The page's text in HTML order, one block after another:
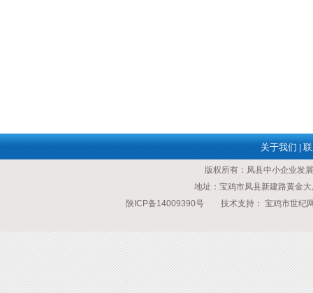
关于我们
版权所有：凤县中小企业
地址：宝鸡市凤县新建路黄
陕ICP备14009390号 技术支持： 宝鸡市世纪